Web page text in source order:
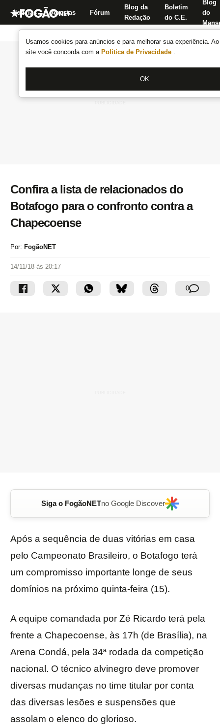
Usamos cookies para anúncios e para melhorar sua experiência.
site você concorda com a Política de Privacidade .
OK
Notícias Apostas Fórum
Blog da
Redação
Boletim
do C.E.
Blog
do
Confira a lista de relacionados do
Botafogo para o confronto contra a
Chapecoense
Por: FogãoNET
14/11/18 às 20:17
0
Siga o FogãoNETno Google Discover
Após a sequência de duas vitórias em casa
pelo Campeonato Brasileiro, o Botafogo terá
um compromisso importante longe de seus
domínios na próximo quinta-feira (15).
A equipe comandada por Zé Ricardo terá pela
frente a Chapecoense, às 17h (de Brasília), na
Arena Condá, pela 34ª rodada da competição
nacional. O técnico alvinegro deve promover
diversas mudanças no time titular por conta
das diversas lesões e suspensões que
assolam o elenco do glorioso.